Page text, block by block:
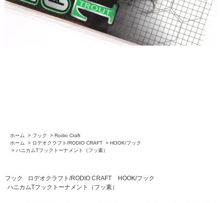
ホーム > フック > Rodio Craft
ホーム
> ロデオクラフト/RODIO CRAFT > HOOK/フック
> ハニカムTフックトーナメント（フッ素）
フック ロデオクラフト/RODIO CRAFT
HOOK/フック
ハニカムTフックトーナメント（フッ素）